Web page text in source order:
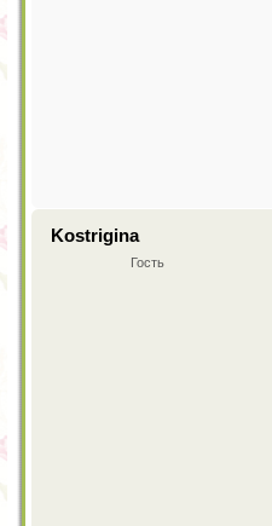
Kostrigina
Гость